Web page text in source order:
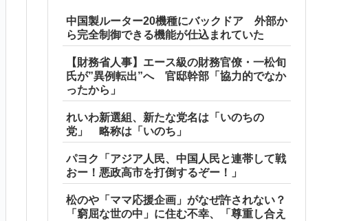
中国製ルーター20機種にバックドア 外部か
ら完全制御できる機能が仕込まれていた
【財務省人事】エース級の財務官僚・一松旬
氏が”異例転出”へ 官邸幹部「協力的でなか
ったから」
れいわ新選組、新たな党名は「いのちの
党」 略称は「いのち」
パヨク「アジア人民、中国人民と連帯して戦
おー！悪政高市を打倒するぞー！」
松のや「ママ応援企画」がなぜ許されない？
「窮屈な世の中」に住む不幸、「尊重し合え